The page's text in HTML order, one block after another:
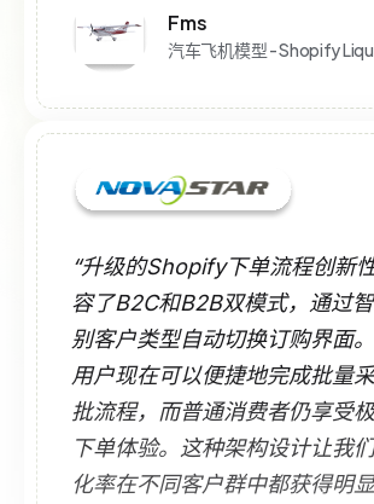
Fms
汽车飞机模型 - Shopify
“升级的Shopify下单流程创新
容了B2C和B2B双模式，通过
别客户类型自动切换订购界面
用户现在可以便捷地完成批量
批流程，而普通消费者仍享受
下单体验。这种架构设计让我
化率在不同客户群中都获得明